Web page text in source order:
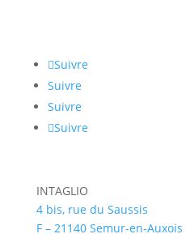
Suivre
Suivre
Suivre
Suivre
INTAGLIO
4 bis, rue du Saussis
F – 21140 Semur-en-Auxois